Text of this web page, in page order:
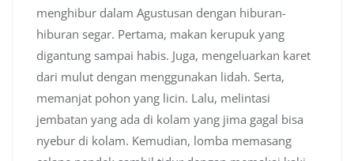
menghibur dalam Agustusan dengan hiburan-
hiburan segar. Pertama, makan kerupuk yang
digantung sampai habis. Juga, mengeluarkan karet
dari mulut dengan menggunakan lidah. Serta,
memanjat pohon yang licin. Lalu, melintasi
jembatan yang ada di kolam yang jima gagal bisa
nyebur di kolam. Kemudian, lomba memasang